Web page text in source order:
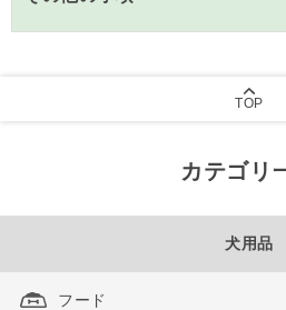
TOP
カテゴリ
犬用品
フード